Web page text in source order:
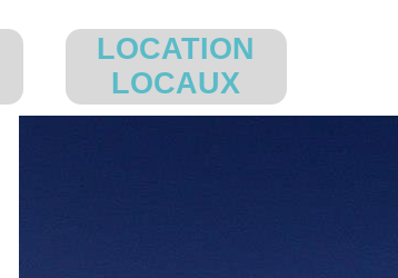
▼
LOCATION
LOCAUX